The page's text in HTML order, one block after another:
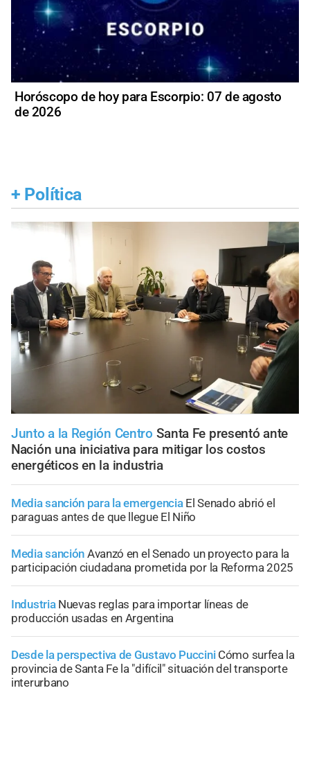
Horóscopo de hoy para Escorpio: 07 de agosto
de 2026
+ Política
Junto a la Región Centro Santa Fe presentó ante
Nación una iniciativa para mitigar los costos
energéticos en la industria
Media sanción para la emergencia El Senado abrió el
paraguas antes de que llegue El Niño
Media sanción Avanzó en el Senado un proyecto para la
participación ciudadana prometida por la Reforma 2025
Industria Nuevas reglas para importar líneas de
producción usadas en Argentina
Desde la perspectiva de Gustavo Puccini Cómo surfea la
provincia de Santa Fe la "difícil" situación del transporte
interurbano